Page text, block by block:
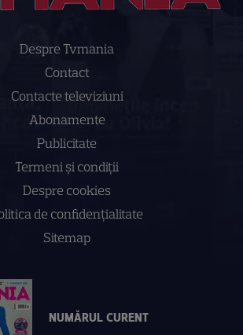
Despre Tvmania
Contact
Contacte televiziuni
Abonamente
Publicitate
Termeni și condiții
Despre cookies
de confidenţialitate
Sitemap
NUMĂRUL CURENT